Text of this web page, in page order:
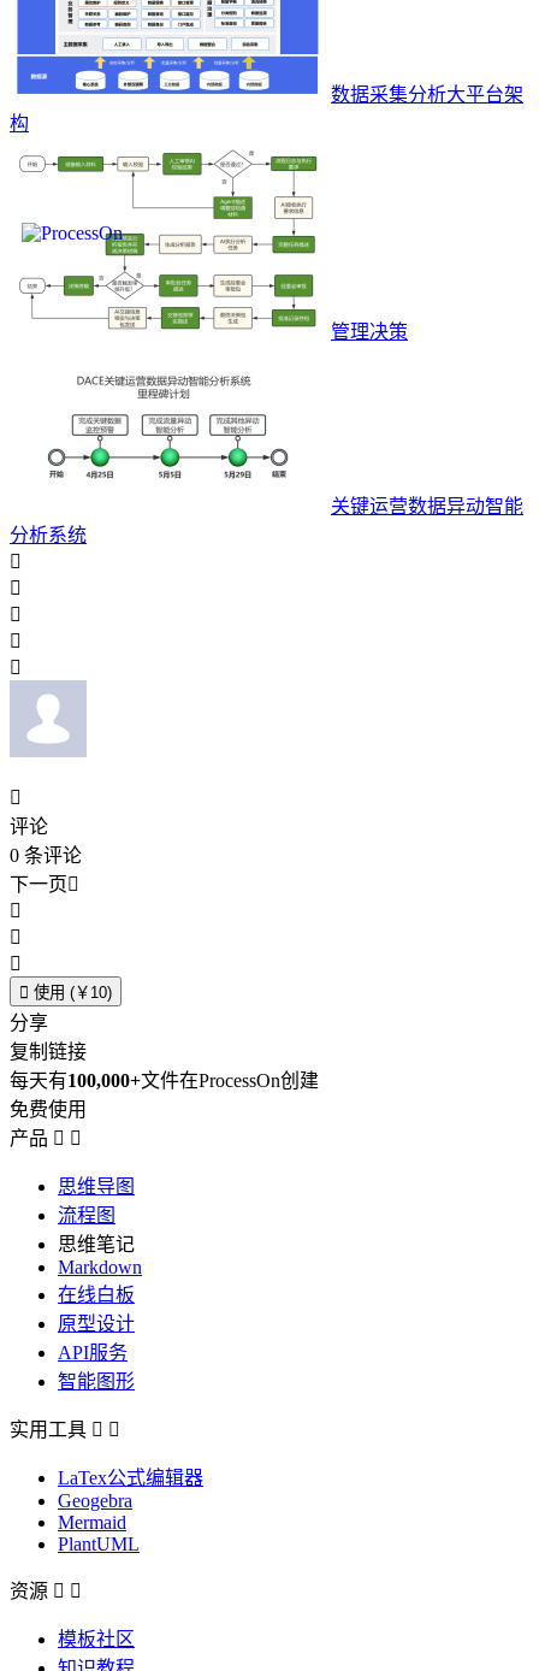
数据采集分析大平台架
构
管理决策
关键运营数据异动智能
分析系统






评论
0 条评论
下一页



 使用 (￥10)
分享
复制链接
每天有100,000+文件在ProcessOn创建
免费使用
产品  
思维导图
流程图
思维笔记
Markdown
在线白板
原型设计
API服务
智能图形
实用工具  
LaTex公式编辑器
Geogebra
Mermaid
PlantUML
资源  
模板社区